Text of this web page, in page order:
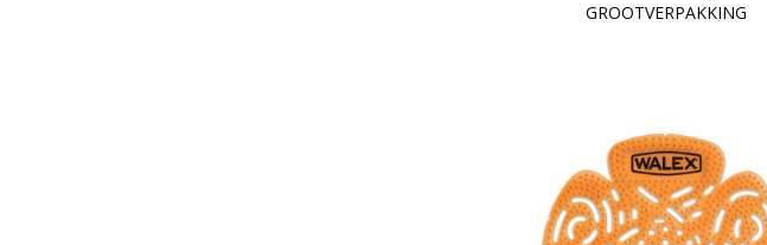
GROOTVERPAKKING